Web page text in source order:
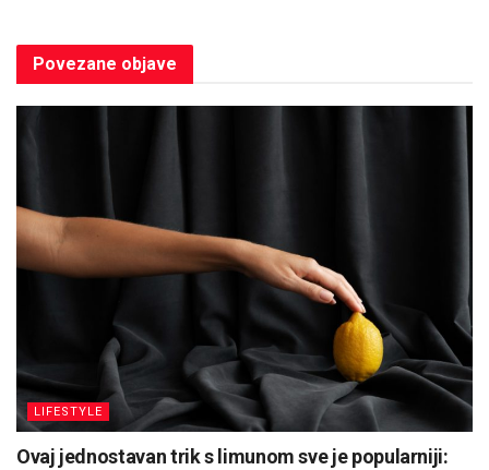
Povezane objave
LIFESTYLE
Ovaj jednostavan trik s limunom sve je popularniji: